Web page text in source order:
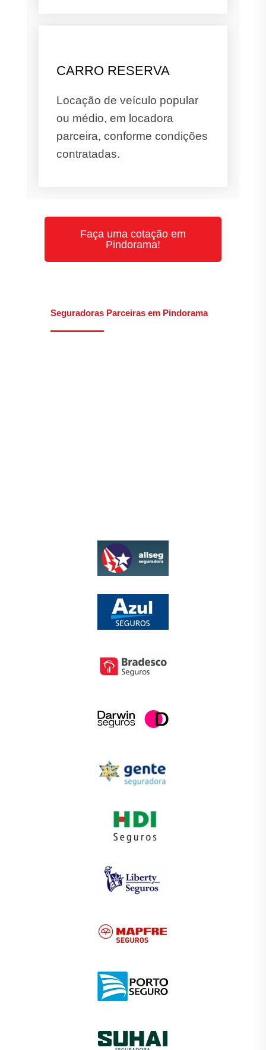
CARRO RESERVA
Locação de veículo popular
ou médio, em locadora
parceira, conforme condições
contratadas.
Faça uma cotação em
Pindorama!
Seguradoras Parceiras em Pindorama